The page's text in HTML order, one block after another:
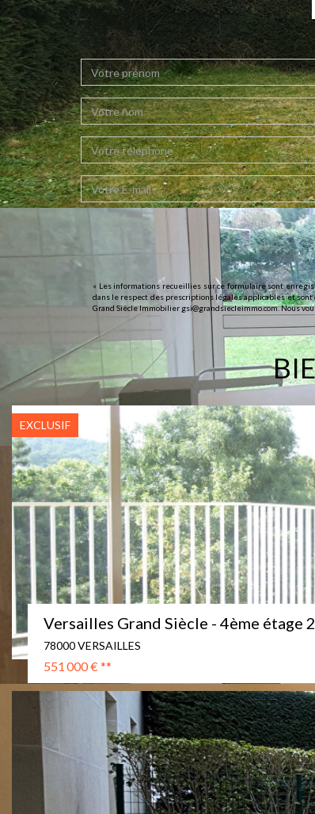
« Les informations recueillies sur ce formulaire sont
dans le respect des prescriptions légales applicables et
Grand Siècle Immobilier gsi@grandsiecleimmo.com. Nous
EXCLUSIF
Versailles Grand Siècle - 4ème étage
78000 VERSAILLES
551 000 €**